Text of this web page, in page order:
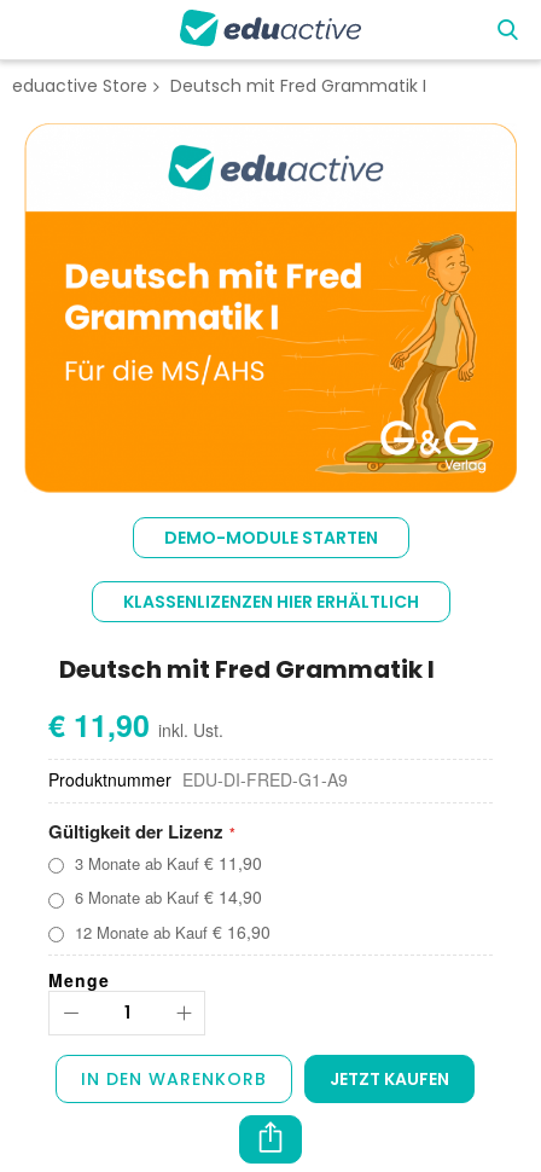
eduactive Store Deutsch mit Fred Grammatik I
Zum
Ende
springen
DEMO-MODULE STARTEN
KLASSENLIZENZEN HIER ERHÄLTLICH
Deutsch mit Fred Grammatik I
€ 11,90
Produktnummer EDU-DI-FRED-G1-A9
Gültigkeit der Lizenz
3 Monate ab Kauf € 11,90
6 Monate ab Kauf € 14,90
12 Monate ab Kauf € 16,90
Menge
IN DEN WARENKORB JETZT KAUFEN